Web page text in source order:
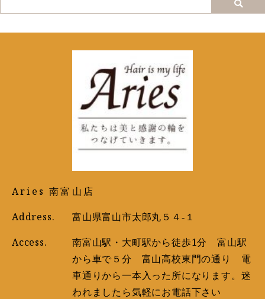
Aries 南富山店
Address.
富山県富山市太郎丸５４‐１
Access.
南富山駅・大町駅から徒歩1分 富山駅
から車で５分 富山高校東門の通り 電
車通りから一本入った所になります。迷
われましたら気軽にお電話下さい